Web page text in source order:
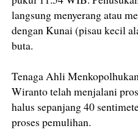
langsung menyerang atau
dengan Kunai (pisau kecil
buta.
Tenaga Ahli
Wiranto telah menjalani
halus sepanjang 40
proses pemulihan.